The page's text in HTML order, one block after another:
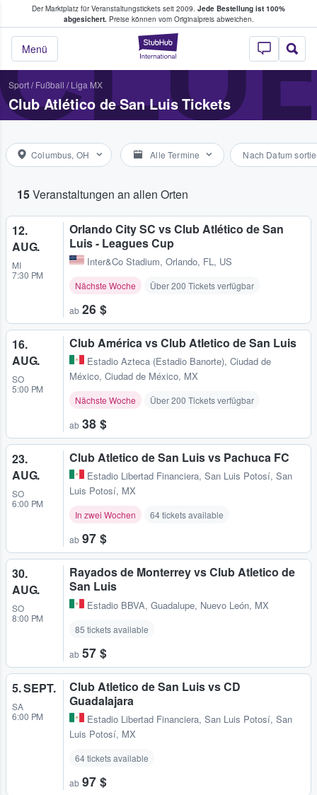
Der Marktplatz für Veranstaltungstickets seit 2009. Jede Bestellung ist 100%
abgesichert.Preise können vom Originalpreis abweichen.
StubHub - Wo
Menü
Tickets kaufen & verkaufen
Sport/ Fußball / Liga MX
Club Atlético de San Luis Tickets
Columbus, OH Alle Termine Nach Datum
15Veranstaltungen an allen Orten
12.
AUG.
MI
7:30 PM
Orlando City SC vs Club Atlético de San
Luis - Leagues Cup
Inter&Co Stadium, Orlando, FL, US
Nächste Woche Über 200 Tickets verfügbar
ab 26 $
16.
AUG.
SO
5:00 PM
Club América vs Club Atletico de San Luis
Estadio Azteca (Estadio Banorte), Ciudad de
México, Ciudad de México, MX
Nächste Woche Über 200 Tickets verfügbar
ab 38 $
23.
AUG.
SO
6:00 PM
Club Atletico de San Luis vs Pachuca FC
Estadio Libertad Financiera, San Luis Potosí, San
Luis Potosí, MX
In zwei Wochen 64 tickets available
ab 97 $
30.
AUG.
SO
8:00 PM
Rayados de Monterrey vs Club Atletico de
San Luis
Estadio BBVA, Guadalupe, Nuevo León, MX
85 tickets available
ab 57 $
5. SEPT.
SA
6:00 PM
Club Atletico de San Luis vs CD
Guadalajara
Estadio Libertad Financiera, San Luis Potosí, San
Luis Potosí, MX
64 tickets available
ab 97 $